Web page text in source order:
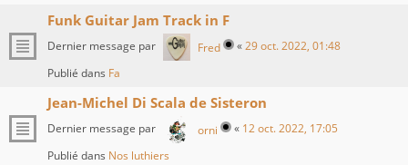
Funk Guitar Jam Track in F
Dernier message par Fred «29 oct. 2022, 01:48
Publié dans Fa
Jean-Michel Di Scala de Sisteron
Dernier message par orni « 12 oct. 2022, 17:05
Publié dans Nos luthiers